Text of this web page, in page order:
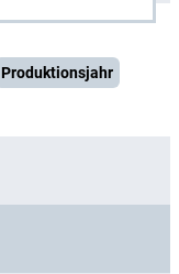
Produktionsjahr